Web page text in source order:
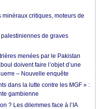
critiques, moteurs de
de graves
menées par le Pakistan
doivent faire l’objet d’une
– Nouvelle enquête
dans la lutte contre les MGF » :
gambienne
? Les dilemmes face à l’IA